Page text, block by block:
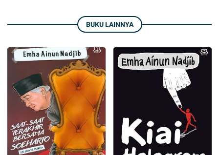
BUKU LAINNYA